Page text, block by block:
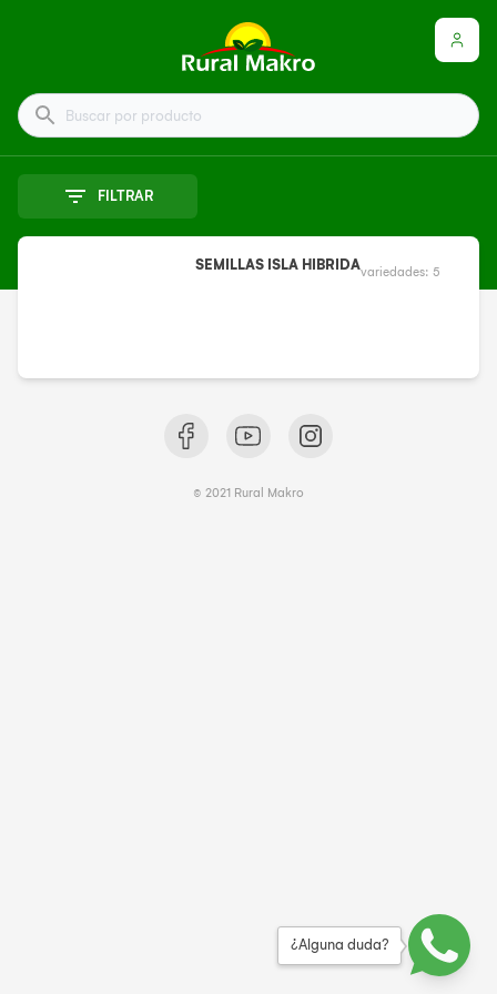
Buscar por producto
FILTRAR
SEMILLAS ISLA HIBRIDAvariedades: 5
© 2021 Rural Makro
¿Alguna duda?